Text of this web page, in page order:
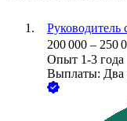
Руководитель
200 000 – 250
Опыт 1-3 года
Выплаты: Два